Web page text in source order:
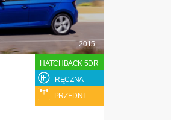
2015
HATCHBACK 5DR
RĘCZNA
PRZEDNI